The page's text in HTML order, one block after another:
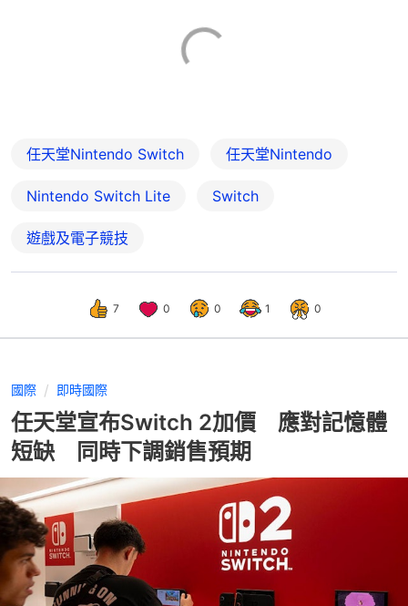
任天堂Nintendo Switch 任天堂Nintendo
Nintendo Switch Lite Switch
遊戲及電子競技
7 0 0 1 0
國際 即時國際
任天堂宣布Switch 2加價 應對記憶體
短缺 同時下調銷售預期